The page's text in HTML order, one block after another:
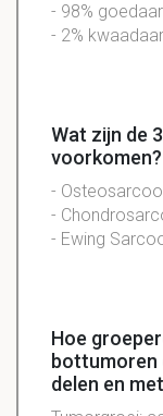
- 98%
- 2%
Wat zijn de
voorkomen?
-
-
- Ewing
Hoe
bottumoren
delen en